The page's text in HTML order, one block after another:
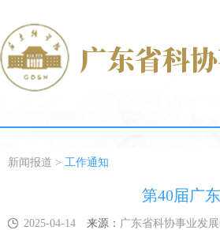
新闻报道 > 工作通知
第40届广
2025-04-14 来源： 广东省科协事业发